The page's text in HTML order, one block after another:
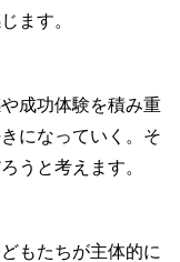
ます。
成功体験を積み重
になっていく。そ
うと考えます。
もたちが主体的に